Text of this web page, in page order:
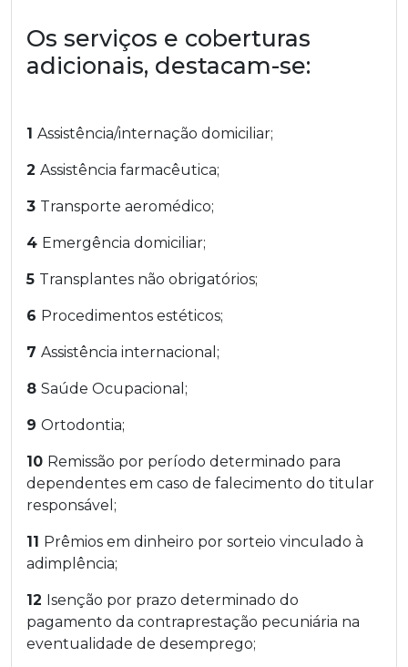
Os serviços e coberturas
adicionais, destacam-se:
1 Assistência/internação domiciliar;
2 Assistência farmacêutica;
3 Transporte aeromédico;
4 Emergência domiciliar;
5 Transplantes não obrigatórios;
6 Procedimentos estéticos;
7 Assistência internacional;
8 Saúde Ocupacional;
9 Ortodontia;
10 Remissão por período determinado para
dependentes em caso de falecimento do titular
responsável;
11 Prêmios em dinheiro por sorteio vinculado à
adimplência;
12 Isenção por prazo determinado do
pagamento da contraprestação pecuniária na
eventualidade de desemprego;